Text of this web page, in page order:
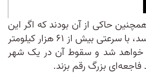
حاکی از آن بودند که اگر این
سیارک به زمین برسد، با سرعتی بیش از ۶۱ هزار کیلومتر
خواهد شد و سقوط آن در یک شهر
بزرگ رقم بزند.